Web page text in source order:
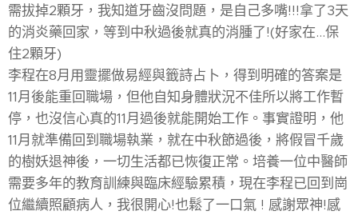
需拔掉2顆牙，我知道牙齒沒問題，是自己多嘴!!!拿了3天
的消炎藥回家，等到中秋過後就真的消腫了!(好家在...保
住2顆牙)
李程在8月用靈擺做易經與籤詩占卜，得到明確的答案是
11月後能重回職場，但他自知身體狀況不佳所以將工作暫
停，也沒信心真的11月過後就能開始工作。事實證明，他
11月就準備回到職場執業，就在中秋節過後，將假冒千歲
的樹妖退神後，一切生活都已恢復正常。培養一位中醫師
需要多年的教育訓練與臨床經驗累積，現在李程已回到崗
位繼續照顧病人，我很開心!也鬆了一口氣 ! 感謝眾神!感